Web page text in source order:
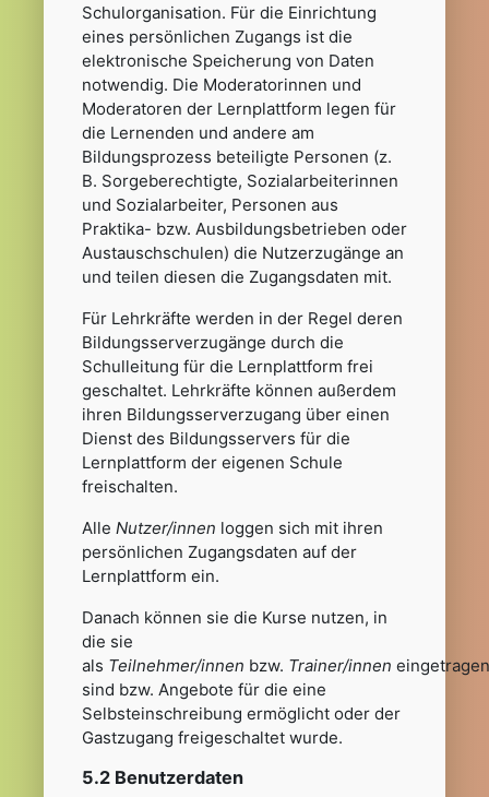
Schulorganisation. Für die Einrichtung
eines persönlichen Zugangs ist die
elektronische Speicherung von Daten
notwendig. Die Moderatorinnen und
Moderatoren der Lernplattform legen für
die Lernenden und andere am
Bildungsprozess beteiligte Personen (z.
B. Sorgeberechtigte, Sozialarbeiterinnen
und Sozialarbeiter, Personen aus
Praktika- bzw. Ausbildungsbetrieben oder
Austauschschulen) die Nutzerzugänge an
und teilen diesen die Zugangsdaten mit.
Für Lehrkräfte werden in der Regel deren
Bildungsserverzugänge durch die
Schulleitung für die Lernplattform frei
geschaltet. Lehrkräfte können außerdem
ihren Bildungsserverzugang über einen
Dienst des Bildungsservers für die
Lernplattform der eigenen Schule
freischalten.
Alle Nutzer/innen loggen sich mit ihren
persönlichen Zugangsdaten auf der
Lernplattform ein.
Danach können sie die Kurse nutzen, in
die sie
als Teilnehmer/innen bzw. Trainer/innen eingetragen
sind bzw. Angebote für die eine
Selbsteinschreibung ermöglicht oder der
Gastzugang freigeschaltet wurde.
5.2 Benutzerdaten